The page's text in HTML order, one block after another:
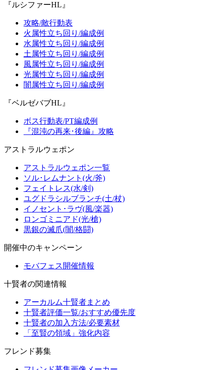
『ルシファーHL』
攻略/敵行動表
火属性立ち回り/編成例
水属性立ち回り/編成例
土属性立ち回り/編成例
風属性立ち回り/編成例
光属性立ち回り/編成例
闇属性立ち回り/編成例
『ベルゼバブHL』
ボス行動表/PT編成例
『混沌の再来･後編』攻略
アストラルウェポン
アストラルウェポン一覧
ソル･レムナント(火/斧)
フェイトレス(水/剣)
ユグドラシルブランチ(土/杖)
イノセント･ラヴ(風/楽器)
ロンゴミニアド(光/槍)
黒銀の滅爪(闇/格闘)
開催中のキャンペーン
モバフェス開催情報
十賢者の関連情報
アーカルム十賢者まとめ
十賢者評価一覧/おすすめ優先度
十賢者の加入方法/必要素材
「至賢の領域」強化内容
フレンド募集